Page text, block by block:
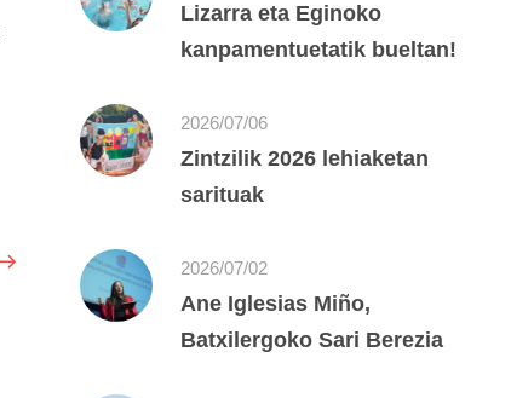
Lizarra eta Eginoko
kanpamentuetatik bueltan!
2026/07/06
Zintzilik 2026 lehiaketan
sarituak
2026/07/02
Ane Iglesias Miño,
Batxilergoko Sari Berezia